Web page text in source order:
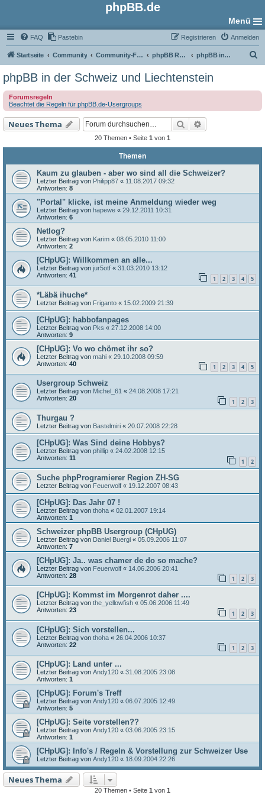
phpBB.de
Menü
FAQ Pastebin Anmelden
Registrieren
Startseite Community Community-Foren phpBB Regional phpBB in der Schweiz und Liechtenstein
e
phpBB in der Schweiz und Liechtenstein
Forumsregeln
Beachtet die Regeln für phpBB.de-Usergroups
Neues Thema Suche
20 Themen • Seite 1 von 1
Themen
Kaum zu glauben - aber wo sind all die Schweizer?
Letzter Beitrag von Philipp87 « 11.08.2017 09:32
Antworten: 8
"Portal" klicke, ist meine Anmeldung wieder weg
Letzter Beitrag von hapewe « 29.12.2011 10:31
Antworten: 6
Netlog?
Letzter Beitrag von Karim « 08.05.2010 11:00
Antworten: 2
[CHpUG]: Willkommen an alle...
Letzter Beitrag von jur5otf « 31.03.2010 13:12
Antworten: 41 1 2 3 4 5
*Läbä ihuche*
Letzter Beitrag von Friganto « 15.02.2009 21:39
[CHpUG]: habbofanpages
Letzter Beitrag von Pks « 27.12.2008 14:00
Antworten: 9
[CHpUG]: Vo wo chömet ihr so?
Letzter Beitrag von mahi « 29.10.2008 09:59
Antworten: 40 1 2 3 4 5
Usergroup Schweiz
Letzter Beitrag von Michel_61 « 24.08.2008 17:21
Antworten: 20 1 2 3
Thurgau ?
Letzter Beitrag von Bastelmiri « 20.07.2008 22:28
[CHpUG]: Was Sind deine Hobbys?
Letzter Beitrag von phillip « 24.02.2008 12:15
Antworten: 11 1 2
Suche phpProgramierer Region ZH-SG
Letzter Beitrag von Feuerwolf « 19.12.2007 08:43
[CHpUG]: Das Jahr 07 !
Letzter Beitrag von thoha « 02.01.2007 19:14
Antworten: 1
Schweizer phpBB Usergroup (CHpUG)
Letzter Beitrag von Daniel Buergi « 05.09.2006 11:07
Antworten: 7
[CHpUG]: Ja.. was chamer de do so mache?
Letzter Beitrag von Feuerwolf « 14.06.2006 20:41
Antworten: 28 1 2 3
[CHpUG]: Kommst im Morgenrot daher ....
Letzter Beitrag von the_yellowfish « 05.06.2006 11:49
Antworten: 23 1 2 3
[CHpUG]: Sich vorstellen...
Letzter Beitrag von thoha « 26.04.2006 10:37
Antworten: 22 1 2 3
[CHpUG]: Land unter ...
Letzter Beitrag von Andy120 « 31.08.2005 23:08
Antworten: 1
[CHpUG]: Forum's Treff
Letzter Beitrag von Andy120 « 06.07.2005 12:49
Antworten: 5
[CHpUG]: Seite vorstellen??
Letzter Beitrag von Andy120 « 03.06.2005 23:15
Antworten: 1
[CHpUG]: Info's / Regeln & Vorstellung zur Schweizer Use
Letzter Beitrag von Andy120 « 18.09.2004 22:26
Neues Thema
20 Themen • Seite 1 von 1